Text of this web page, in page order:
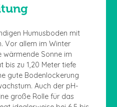
Humusboden mit
Vor allem im Winter
Sonne im
bis zu 1,20 Meter tiefe
gute Bodenlockerung
Auch der pH-
große Rolle für das